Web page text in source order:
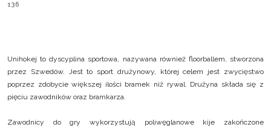
136
Unihokej to dyscyplina sportowa, nazywana również floorballem, stworzona
przez Szwedów. Jest to sport drużynowy, której celem jest zwycięstwo
poprzez zdobycie większej ilości bramek niż rywal. Drużyna składa się z
pięciu zawodników oraz bramkarza.
Zawodnicy do gry wykorzystują poliwęglanowe kije zakończone